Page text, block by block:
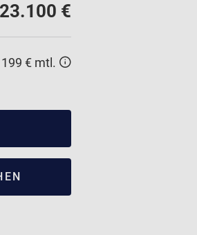
23.100 €
€ mtl.